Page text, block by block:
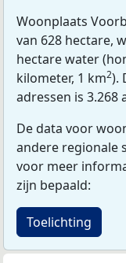
Woonplaats
van 628 hectare,
hectare water
kilometer, 1 km2).
adressen is 3.268
De data voor
andere regionale
voor meer
zijn bepaald:
Toelichting